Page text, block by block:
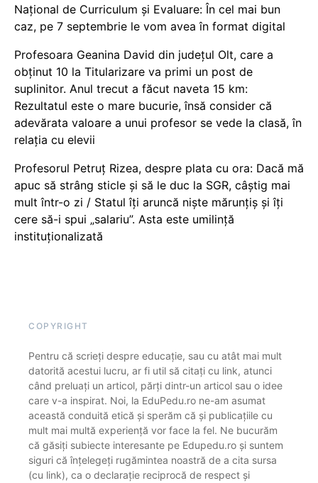
Național de Curriculum și Evaluare: În cel mai bun
caz, pe 7 septembrie le vom avea în format digital
Profesoara Geanina David din județul Olt, care a
obținut 10 la Titularizare va primi un post de
suplinitor. Anul trecut a făcut naveta 15 km:
Rezultatul este o mare bucurie, însă consider că
adevărata valoare a unui profesor se vede la clasă, în
relația cu elevii
Profesorul Petruț Rizea, despre plata cu ora: Dacă mă
apuc să strâng sticle și să le duc la SGR, câștig mai
mult într-o zi / Statul îți aruncă niște mărunțiș și îți
cere să-i spui „salariu”. Asta este umilință
instituționalizată
COPYRIGHT
Pentru că scrieți despre educație, sau cu atât mai mult
datorită acestui lucru, ar fi util să citați cu link, atunci
când preluați un articol, părți dintr-un articol sau o idee
care v-a inspirat. Noi, la EduPedu.ro ne-am asumat
această conduită etică și sperăm că și publicațiile cu
mult mai multă experiență vor face la fel. Ne bucurăm
că găsiți subiecte interesante pe Edupedu.ro și suntem
siguri că înțelegeți rugămintea noastră de a cita sursa
(cu link), ca o declarație reciprocă de respect și